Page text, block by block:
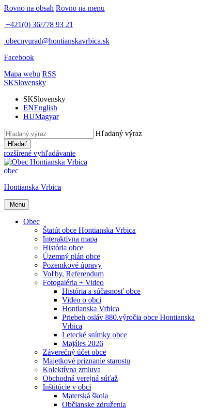
Rovno na obsah Rovno na menu
+421(0) 36/778 93 21
obecnyurad@hontianskavrbica.sk
Facebook
Mapa webu RSS
SKSlovensky
SKSlovensky
ENEnglish
HUMagyar
Hľadaný výraz
Hľadať
rozšírené vyhľadávanie
obec
Hontianska Vrbica
Menu
Obec
Štatút obce Hontianska Vrbica
Interaktívna mapa
História obce
Územný plán obce
Pozemkové úpravy
Voľby, Referendum
Fotogaléria + Video
História a súčasnosť obce
Video o obci
Hontianska Vrbica
Priebeh osláv 880.výročia obce Hontianska
Vrbica
Letecké snímky obce
Majáles 2026
Záverečný účet obce
Majetkové priznanie starostu
Kolektívna zmluva
Obchodná verejná súťaž
Inštitúcie v obci
Materská škola
Občianske združenia